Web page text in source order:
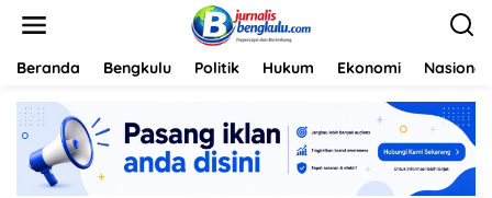
Beranda Bengkulu Politik Hukum Ekonomi Nasional